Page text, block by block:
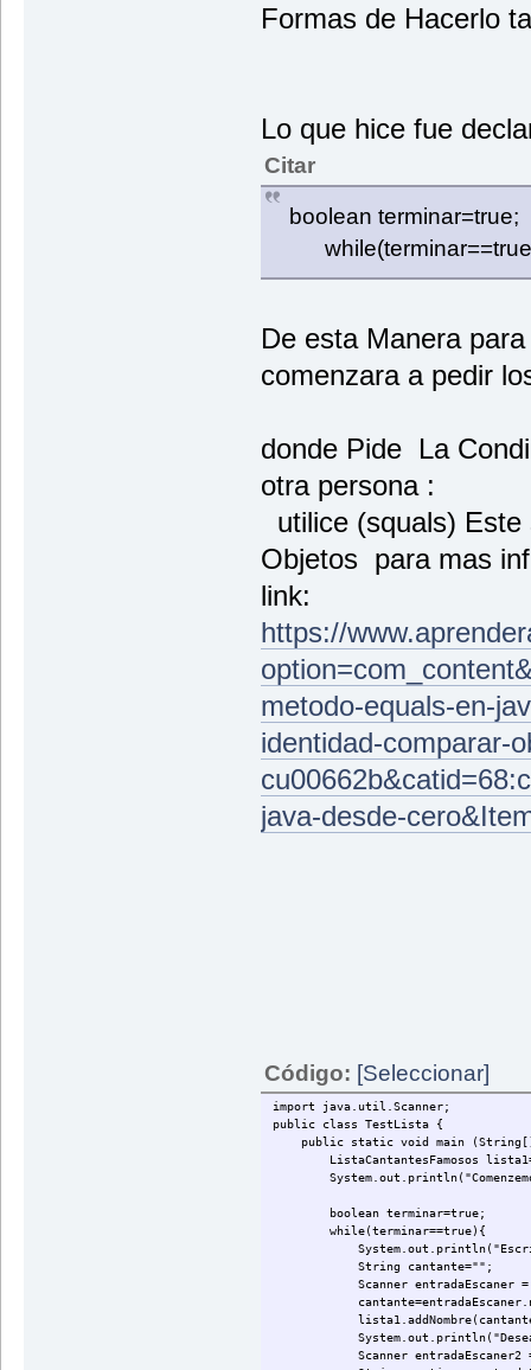
Formas de Hacerlo
Lo que hice fue
Citar
boolean terminar=true;
De esta Manera
comenzara a pedir
donde Pide La
otra persona :
utilice (squals)
Objetos para mas
link:
https://
metodo-equals-en-
identidad-comparar-
java-desde-
Código: [Seleccionar]
import java.util.Scanner;
public class TestLista {
public static void main
ListaCantantesFamosos lista1=
boolean terminar=true;
while(terminar==true){
String cantante="";
Scanner entradaEscaner =
System.out.println("Desea
Scanner entradaEscaner2 =